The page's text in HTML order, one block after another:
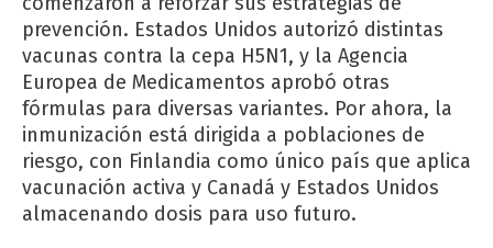
prevención. Estados Unidos autorizó distintas
vacunas contra la cepa H5N1, y la Agencia
Europea de Medicamentos aprobó otras
fórmulas para diversas variantes. Por ahora, la
inmunización está dirigida a poblaciones de
riesgo, con Finlandia como único país que aplica
vacunación activa y Canadá y Estados Unidos
almacenando dosis para uso futuro.